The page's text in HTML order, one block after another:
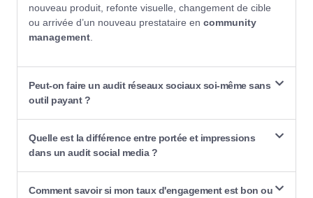
nouveau produit, refonte visuelle, changement de cible
ou arrivée d’un nouveau prestataire en community
management.
Peut-on faire un audit réseaux sociaux soi-même sans
outil payant ?
Quelle est la différence entre portée et impressions
dans un audit social media ?
Comment savoir si mon taux d'engagement est bon ou